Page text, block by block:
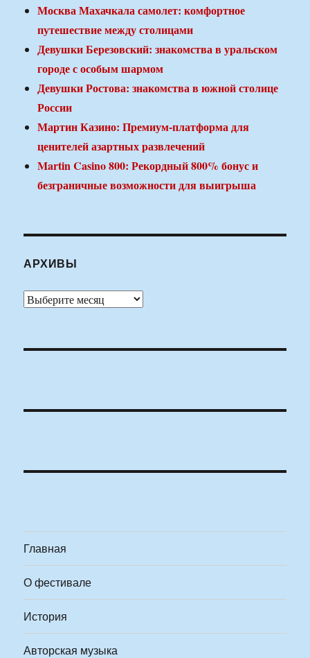
Москва Махачкала самолет: комфортное
путешествие между столицами
Девушки Березовский: знакомства в уральском
городе с особым шармом
Девушки Ростова: знакомства в южной столице
России
Мартин Казино: Премиум-платформа для
ценителей азартных развлечений
Martin Casino 800: Рекордный 800% бонус и
безграничные возможности для выигрыша
АРХИВЫ
Архивы
Главная
О фестивале
История
Авторская музыка